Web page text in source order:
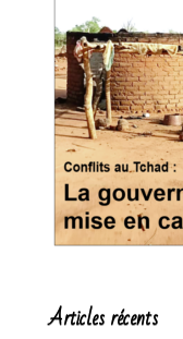
Articles récents